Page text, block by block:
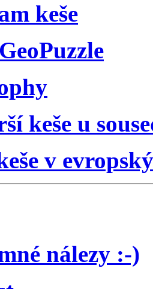
keše
keše u
v
nálezy :-)